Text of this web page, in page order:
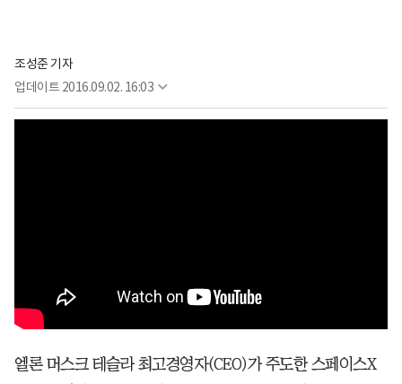
조성준 기자
업데이트 2016.09.02. 16:03
엘론 머스크 테슬라 최고경영자(CEO)가 주도한 스페이스X